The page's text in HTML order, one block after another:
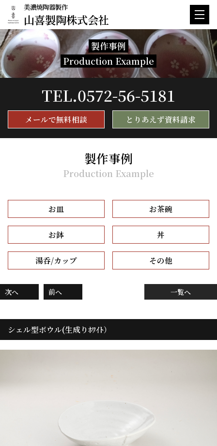
美濃焼陶器製作
山喜製陶株式会社
製作事例
Production Example
TEL.0572-56-5181
メールで無料相談 とりあえず資料請求
製作事例
Production Example
お皿 お茶碗
お鉢 丼
湯呑/カップ その他
次へ 前へ 一覧へ
シェル型ボウル(生成りﾎﾜｲﾄ）